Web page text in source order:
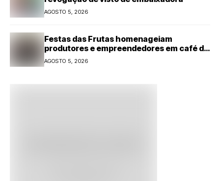
AGOSTO 5, 2026
Festas das Frutas homenageiam
produtores e empreendedores em café da
manhã
AGOSTO 5, 2026